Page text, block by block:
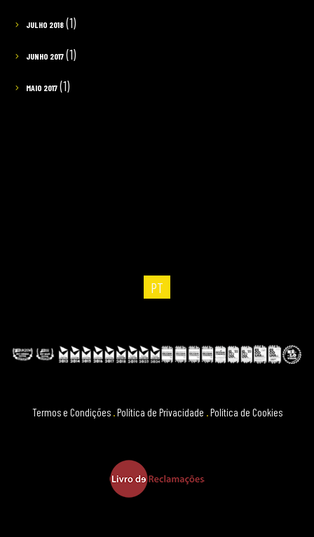
JULHO 2018(1)
JUNHO 2017(1)
MAIO 2017(1)
PT
Termos e Condições .Política de Privacidade .Política de Cookies